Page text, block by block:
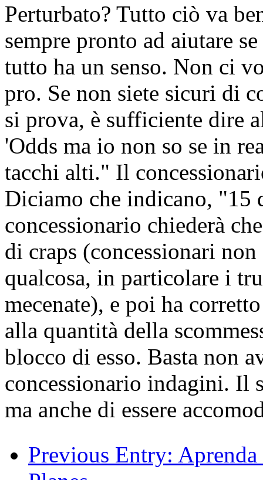
Perturbato? Tutto ciò va
sempre pronto ad aiutare
tutto ha un senso. Non ci
pro. Se non siete sicuri di
si prova, è sufficiente dire
'Odds ma io non so se in
tacchi alti." Il
Diciamo che indicano,
concessionario chiederà
di craps (concessionari
qualcosa, in particolare i
mecenate), e poi ha
alla quantità della
blocco di esso. Basta non
concessionario indagini. Il
ma anche di essere
Previous Entry: Aprenda